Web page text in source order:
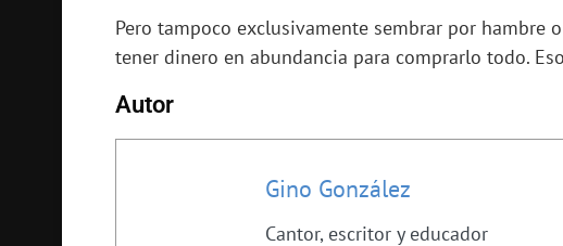
Pero tampoco exclusivamente sembrar por hambre
tener dinero en abundancia para comprarlo todo.
Autor
Gino González
Cantor, escritor y educador